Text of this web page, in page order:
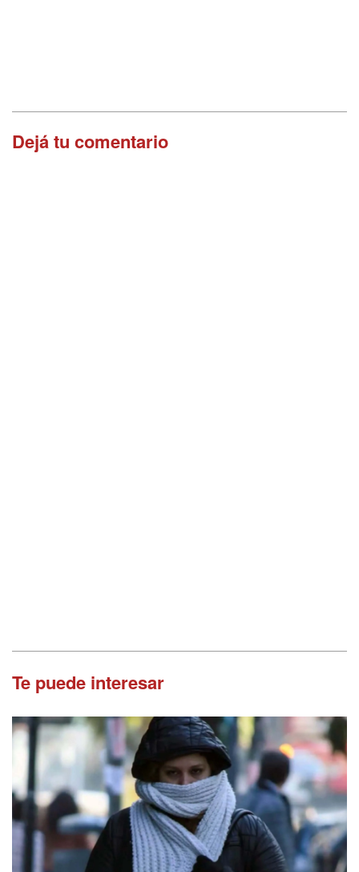
Dejá tu comentario
Te puede interesar